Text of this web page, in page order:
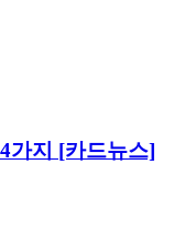
가지 [카드뉴스]